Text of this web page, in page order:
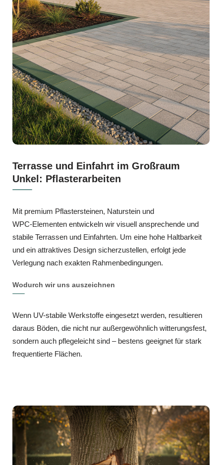
Terrasse und Einfahrt im Großraum
Unkel: Pflasterarbeiten
Mit premium Pflastersteinen, Naturstein und
WPC‑Elementen entwickeln wir visuell ansprechende und
stabile Terrassen und Einfahrten. Um eine hohe Haltbarkeit
und ein attraktives Design sicherzustellen, erfolgt jede
Verlegung nach exakten Rahmenbedingungen.
Wodurch wir uns auszeichnen
Wenn UV-stabile Werkstoffe eingesetzt werden, resultieren
daraus Böden, die nicht nur außergewöhnlich witterungsfest,
sondern auch pflegeleicht sind – bestens geeignet für stark
frequentierte Flächen.